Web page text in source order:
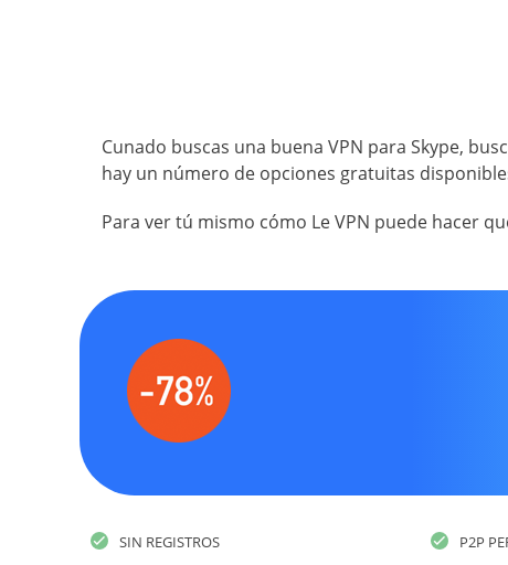
Cunado buscas una buena VPN para Skype,
hay un número de opciones gratuitas
Para ver tú mismo cómo Le VPN puede hacer
SIN REGISTROS P2P